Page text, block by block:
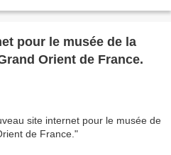
pour le musée de la
Orient de France.